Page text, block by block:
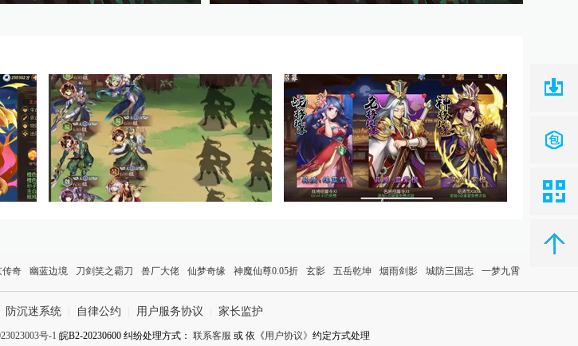
传奇 幽蓝边境 刀剑笑之霸刀 兽厂大佬 仙梦奇缘 神魔仙尊0.05折 玄影 五岳乾坤 烟雨剑影 城防三国志 一梦九霄
防沉迷系统 自律公约 用户服务协议 家长监护
号-1 皖B2-20230600 纠纷处理方式： 联系客服 或 依《用户协议》 约定方式处理